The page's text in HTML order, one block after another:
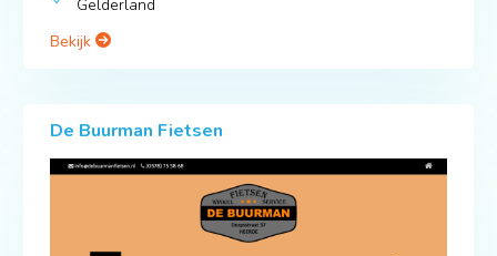
Gelderland
Bekijk
De Buurman Fietsen